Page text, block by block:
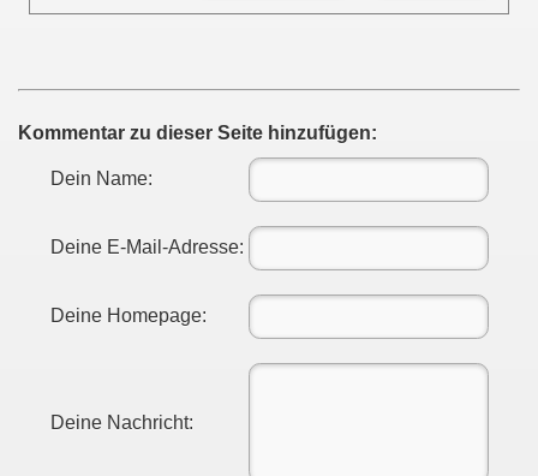
Kommentar zu dieser Seite hinzufügen:
Dein Name:
Deine E-Mail-Adresse:
Deine Homepage:
Deine Nachricht: